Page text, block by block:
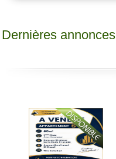
Dernières annonces